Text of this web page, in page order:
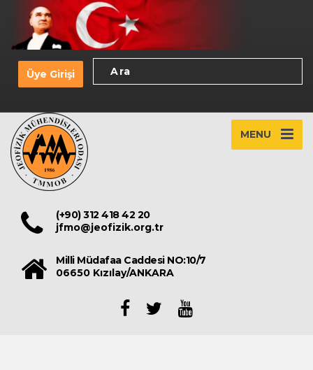
Üye Girişi
MENU
(+90) 312 418 42 20
jfmo@jeofizik.org.tr
Milli Müdafaa Caddesi NO:10/7
06650 Kızılay/ANKARA